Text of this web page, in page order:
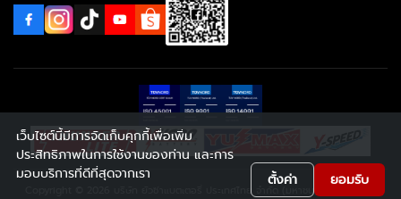
Copyright © 2026 บริษัท ยัวซ่าแบตเตอรี่ ประเทศไทย จำกัด (มหาชน). สงวนลิขสิทธิ์
เว็บไซต์นี้มีการจัดเก็บคุกกี้เพื่อเพิ่ม
ประสิทธิภาพในการใช้งานของท่าน และการ
มอบบริการที่ดีที่สุดจากเรา
ตั้งค่า ยอมรับ